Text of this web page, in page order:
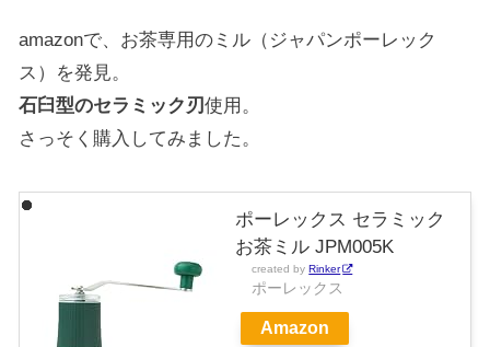
amazonで、お茶専用のミル（ジャパンポーレック
ス）を発見。
石臼型のセラミック刃使用。
さっそく購入してみました。
ポーレックス セラミック
お茶ミル JPM005K
created byRinker
ポーレックス
Amazon